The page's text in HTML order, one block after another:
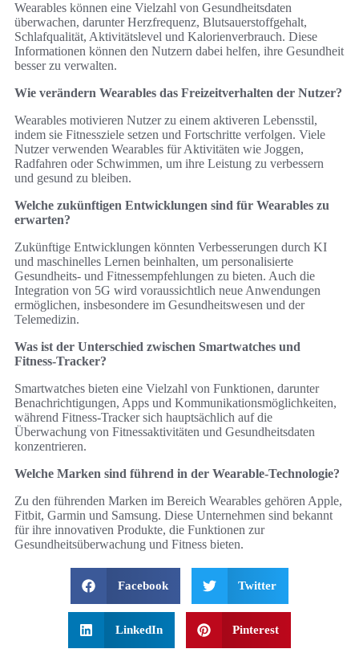
Wearables können eine Vielzahl von Gesundheitsdaten
überwachen, darunter Herzfrequenz, Blutsauerstoffgehalt,
Schlafqualität, Aktivitätslevel und Kalorienverbrauch. Diese
Informationen können den Nutzern dabei helfen, ihre Gesundheit
besser zu verwalten.
Wie verändern Wearables das Freizeitverhalten der Nutzer?
Wearables motivieren Nutzer zu einem aktiveren Lebensstil,
indem sie Fitnessziele setzen und Fortschritte verfolgen. Viele
Nutzer verwenden Wearables für Aktivitäten wie Joggen,
Radfahren oder Schwimmen, um ihre Leistung zu verbessern
und gesund zu bleiben.
Welche zukünftigen Entwicklungen sind für Wearables zu
erwarten?
Zukünftige Entwicklungen könnten Verbesserungen durch KI
und maschinelles Lernen beinhalten, um personalisierte
Gesundheits- und Fitnessempfehlungen zu bieten. Auch die
Integration von 5G wird voraussichtlich neue Anwendungen
ermöglichen, insbesondere im Gesundheitswesen und der
Telemedizin.
Was ist der Unterschied zwischen Smartwatches und
Fitness-Tracker?
Smartwatches bieten eine Vielzahl von Funktionen, darunter
Benachrichtigungen, Apps und Kommunikationsmöglichkeiten,
während Fitness-Tracker sich hauptsächlich auf die
Überwachung von Fitnessaktivitäten und Gesundheitsdaten
konzentrieren.
Welche Marken sind führend in der Wearable-Technologie?
Zu den führenden Marken im Bereich Wearables gehören Apple,
Fitbit, Garmin und Samsung. Diese Unternehmen sind bekannt
für ihre innovativen Produkte, die Funktionen zur
Gesundheitsüberwachung und Fitness bieten.
Facebook Twitter
LinkedIn Pinterest